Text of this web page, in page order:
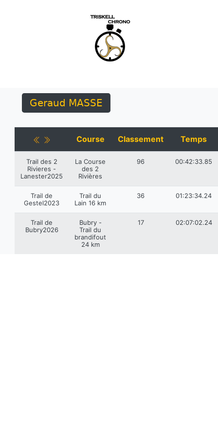
Geraud MASSE
Course Classement Temps
Trail des 2
Rivieres -
Lanester2025
La Course
des 2
Rivières
96 00:42:33.85
Trail de
Gestel2023
Trail du
Lain 16 km
36 01:23:34.24
Trail de
Bubry2026
Bubry -
Trail du
brandifout
24 km
17 02:07:02.24